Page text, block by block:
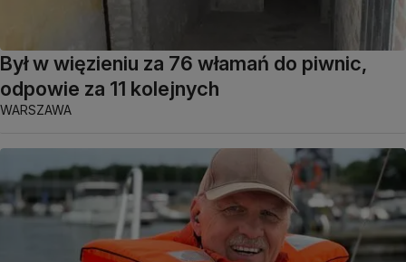
Był w więzieniu za 76 włamań do piwnic,
odpowie za 11 kolejnych
WARSZAWA